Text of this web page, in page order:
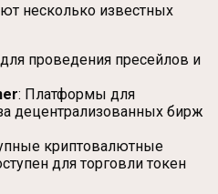
несколько известных
проведения пресейлов и
: Платформы для
децентрализованных бирж
криптовалютные
для торговли токен